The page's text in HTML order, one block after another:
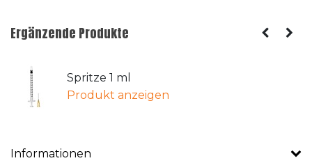
Ergänzende Produkte
Spritze 1 ml
Produkt anzeigen
Informationen